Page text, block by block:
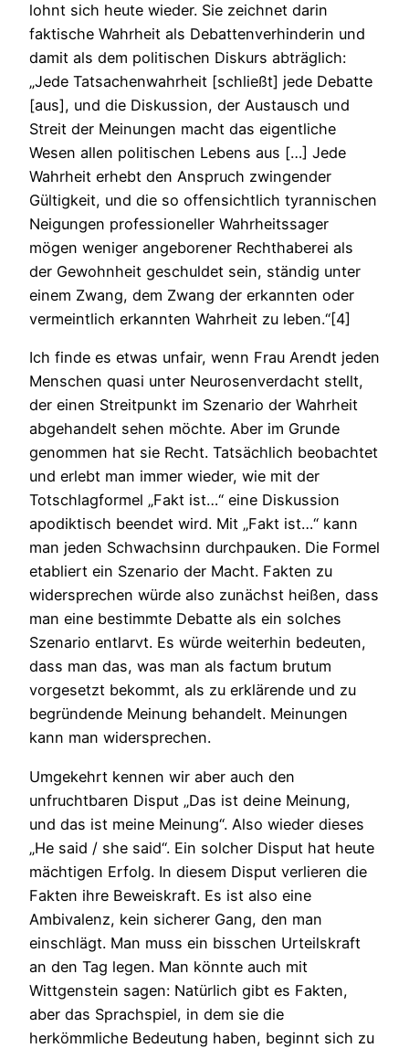
lohnt sich heute wieder. Sie zeichnet darin
faktische Wahrheit als Debattenverhinderin und
damit als dem politischen Diskurs abträglich:
„Jede Tatsachenwahrheit [schließt] jede Debatte
[aus], und die Diskussion, der Austausch und
Streit der Meinungen macht das eigentliche
Wesen allen politischen Lebens aus […] Jede
Wahrheit erhebt den Anspruch zwingender
Gültigkeit, und die so offensichtlich tyrannischen
Neigungen professioneller Wahrheitssager
mögen weniger angeborener Rechthaberei als
der Gewohnheit geschuldet sein, ständig unter
einem Zwang, dem Zwang der erkannten oder
vermeintlich erkannten Wahrheit zu leben.“[4]
Ich finde es etwas unfair, wenn Frau Arendt jeden
Menschen quasi unter Neurosenverdacht stellt,
der einen Streitpunkt im Szenario der Wahrheit
abgehandelt sehen möchte. Aber im Grunde
genommen hat sie Recht. Tatsächlich beobachtet
und erlebt man immer wieder, wie mit der
Totschlagformel „Fakt ist…“ eine Diskussion
apodiktisch beendet wird. Mit „Fakt ist…“ kann
man jeden Schwachsinn durchpauken. Die Formel
etabliert ein Szenario der Macht. Fakten zu
widersprechen würde also zunächst heißen, dass
man eine bestimmte Debatte als ein solches
Szenario entlarvt. Es würde weiterhin bedeuten,
dass man das, was man als factum brutum
vorgesetzt bekommt, als zu erklärende und zu
begründende Meinung behandelt. Meinungen
kann man widersprechen.
Umgekehrt kennen wir aber auch den
unfruchtbaren Disput „Das ist deine Meinung,
und das ist meine Meinung“. Also wieder dieses
„He said / she said“. Ein solcher Disput hat heute
mächtigen Erfolg. In diesem Disput verlieren die
Fakten ihre Beweiskraft. Es ist also eine
Ambivalenz, kein sicherer Gang, den man
einschlägt. Man muss ein bisschen Urteilskraft
an den Tag legen. Man könnte auch mit
Wittgenstein sagen: Natürlich gibt es Fakten,
aber das Sprachspiel, in dem sie die
herkömmliche Bedeutung haben, beginnt sich zu